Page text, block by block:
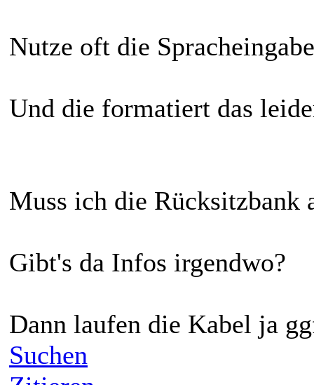
Nutze oft die
Und die formatiert das
Muss ich die Rücksitzbank
Gibt's da Infos irgendwo?
Dann laufen die Kabel ja
Suchen